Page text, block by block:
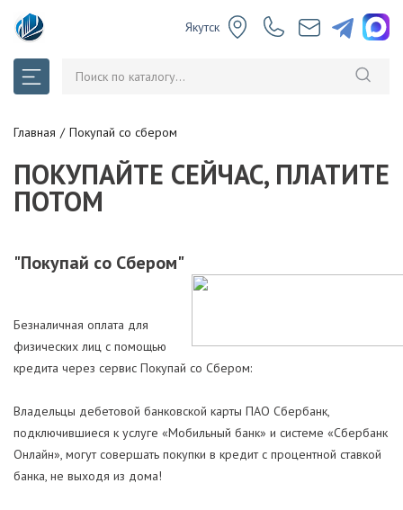
Якутск
Главная Покупай со сбером
ПОКУПАЙТЕ СЕЙЧАС, ПЛАТИТЕ
ПОТОМ
"Покупай со Сбером"
Безналичная оплата для
физических лиц с помощью
кредита через сервис Покупай со Сбером:
Владельцы дебетовой банковской карты ПАО Сбербанк,
подключившиеся к услуге «Мобильный банк» и системе «Сбербанк
Онлайн», могут совершать покупки в кредит с процентной ставкой
банка, не выходя из дома!